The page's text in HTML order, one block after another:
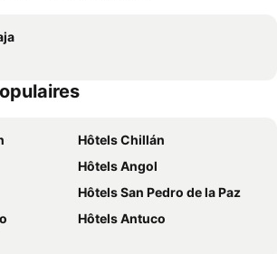
Hôtels Chillán
Hôtels Angol
Hôtels San Pedro de la Paz
Hôtels Antuco